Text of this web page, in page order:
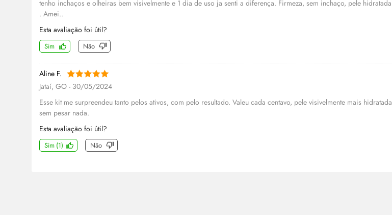
tenho inchaços e olheiras bem visivelmente e 1 dia de uso ja senti a diferença. Firmeza, sem inchaço, pele hidratada
. Amei..
Esta avaliação foi útil?
Sim Não
Aline F.
Jataí, GO - 30/05/2024
Esse kit me surpreendeu tanto pelos ativos, com pelo resultado. Valeu cada centavo, pele visivelmente mais hidratada
sem pesar nada.
Esta avaliação foi útil?
Sim (1) Não